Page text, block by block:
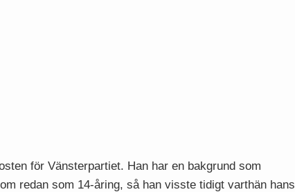
för Vänsterpartiet. Han har en bakgrund som
redan som 14-åring, så han visste tidigt varthän hans